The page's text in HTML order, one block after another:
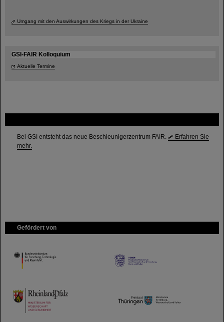
Bei GSI entsteht das neue Beschleunigerzentrum FAIR.
Erfahren Sie
mehr.
Gefördert von
HMWK
TMWWDG
Umgang mit den Auswirkungen des Kriegs in der Ukraine
GSI-FAIR Kolloquium
Aktuelle Termine